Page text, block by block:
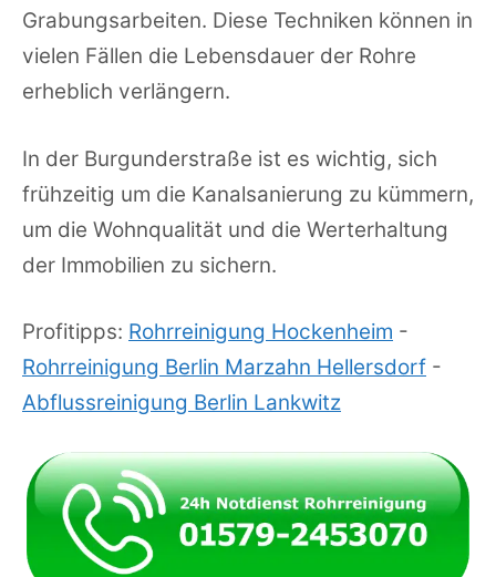
Grabungsarbeiten. Diese Techniken können in
vielen Fällen die Lebensdauer der Rohre
erheblich verlängern.
In der Burgunderstraße ist es wichtig, sich
frühzeitig um die Kanalsanierung zu kümmern,
um die Wohnqualität und die Werterhaltung
der Immobilien zu sichern.
Profitipps: Rohrreinigung Hockenheim -
Rohrreinigung Berlin Marzahn Hellersdorf -
Abflussreinigung Berlin Lankwitz